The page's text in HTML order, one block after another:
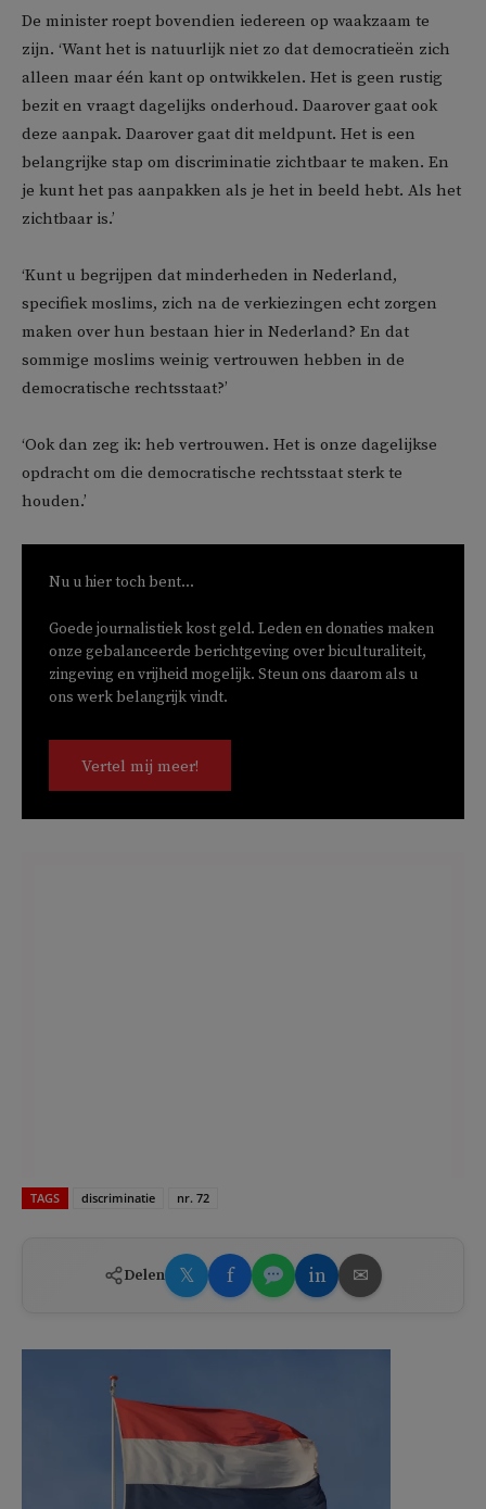
De minister roept bovendien iedereen op waakzaam te
zijn. ‘Want het is natuurlijk niet zo dat democratieën zich
alleen maar één kant op ontwikkelen. Het is geen rustig
bezit en vraagt dagelijks onderhoud. Daarover gaat ook
deze aanpak. Daarover gaat dit meldpunt. Het is een
belangrijke stap om discriminatie zichtbaar te maken. En
je kunt het pas aanpakken als je het in beeld hebt. Als het
zichtbaar is.’
‘Kunt u begrijpen dat minderheden in Nederland,
specifiek moslims, zich na de verkiezingen echt zorgen
maken over hun bestaan hier in Nederland? En dat
sommige moslims weinig vertrouwen hebben in de
democratische rechtsstaat?’
‘Ook dan zeg ik: heb vertrouwen. Het is onze dagelijkse
opdracht om die democratische rechtsstaat sterk te
houden.’
Nu u hier toch bent...
Goede journalistiek kost geld. Leden en donaties maken
onze gebalanceerde berichtgeving over biculturaliteit,
zingeving en vrijheid mogelijk. Steun ons daarom als u
ons werk belangrijk vindt.
Vertel mij meer!
TAGS discriminatie nr. 72
Delen 𝕏 f in ✉